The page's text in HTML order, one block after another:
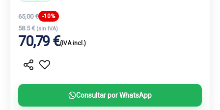
65,00 € -10%
58.5 € (sin IVA)
70,79 €(IVA incl.)
Consultar por WhatsApp